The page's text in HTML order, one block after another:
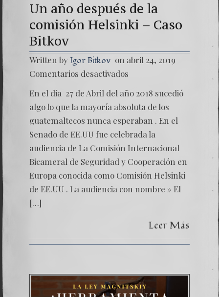
Un año después de la
comisión Helsinki – Caso
Bitkov
Written by Igor Bitkov on abril 24, 2019
Comentarios desactivados
Bitkov
En el dia 27 de Abril del año 2018 sucedió
algo lo que la mayoría absoluta de los
guatemaltecos nunca esperaban . En el
Senado de EE.UU fue celebrada la
audiencia de La Comisión Internacional
Bicameral de Seguridad y Cooperación en
Europa conocida como Comisión Helsinki
de EE.UU . La audiencia con nombre » El
[…]
Leer Más